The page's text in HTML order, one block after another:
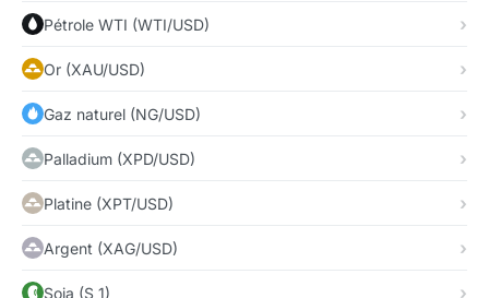
Pétrole WTI (WTI/USD)
Or (XAU/USD)
Gaz naturel (NG/USD)
Palladium (XPD/USD)
Platine (XPT/USD)
Argent (XAG/USD)
Soja (S_1)